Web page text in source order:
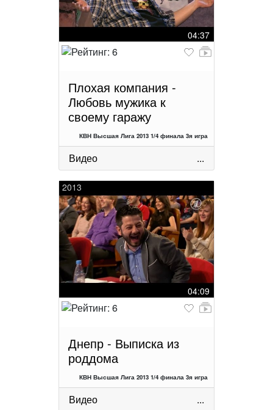
04:37
Плохая компания -
Любовь мужика к
своему гаражу
КВН Высшая Лига 2013 1/4 финала 3я игра
Видео ...
2013
04:09
Днепр - Выписка из
роддома
КВН Высшая Лига 2013 1/4 финала 3я игра
Видео ...